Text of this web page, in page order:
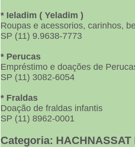
* Ieladim ( Yeladim )
Roupas e acessorios, carinhos,
SP (11) 9.9638-7773
* Perucas
Empréstimo e doações de
SP (11) 3082-6054
* Fraldas
Doação de fraldas infantis
SP (11) 8962-0001
Categoria: